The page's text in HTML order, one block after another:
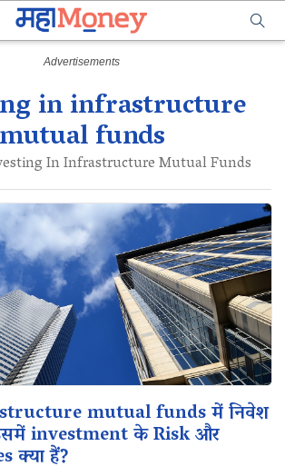
in infrastructure
mutual funds
In Infrastructure Mutual Funds
mutual funds में निवेश
investment के Risk और
क्या हैं?